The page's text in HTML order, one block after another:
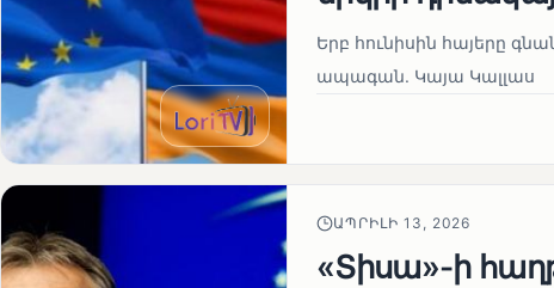
Երբ հունիսին հայերը
ապագան. Կայա Կալլաս
ԱՊՐԻԼԻ 13, 2026
«Տիսա»-ի